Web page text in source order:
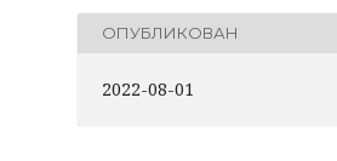
ОПУБЛИКОВАН
2022-08-01